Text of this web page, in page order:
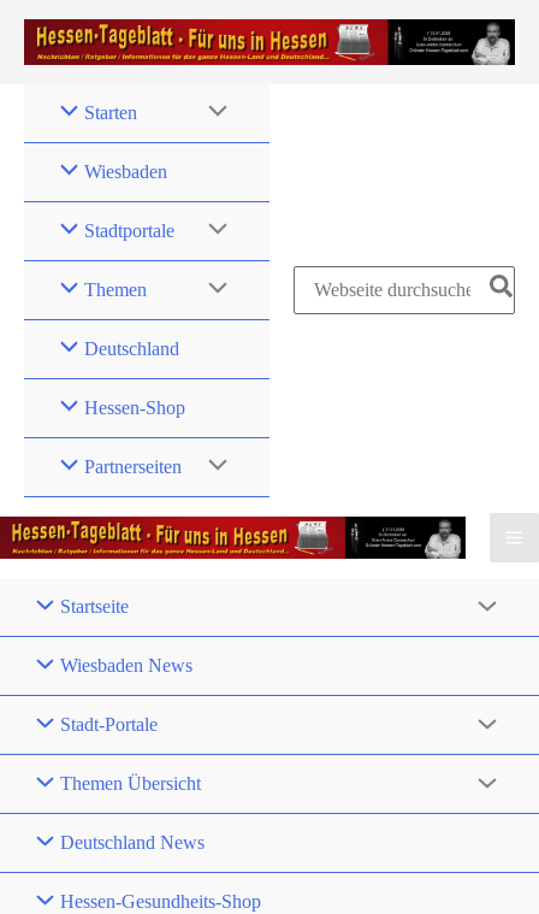
Zum
Inhalt
Starten
Wiesbaden
Stadtportale
Themen
Deutschland
Hessen-Shop
Partnerseiten
Search
Startseite
Wiesbaden News
Stadt-Portale
Themen Übersicht
Deutschland News
Hessen-Gesundheits-Shop